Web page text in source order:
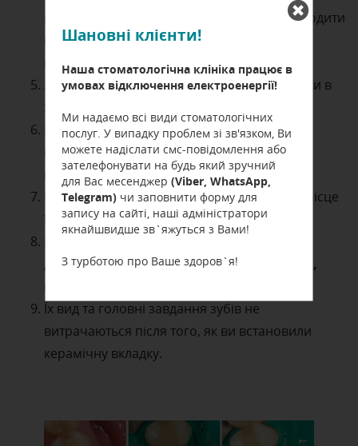
різноманітних матеріалів, ви можете проводити
підготовчі заходи для зубів під час
встановлення коронки;
Завдяки вкладці навіть досить великі отвори в
Виріб не здатний змінити свій колір під
впливом різноманітних фарбуючих
компонентів;
Після того, як встановили вкладки не має місце
їх полімеризація або усадження;
Кладки є більш міцними і в той же час
довговічними, і їх вартість у Києві доступна ,
Їх вид та головні завдання зубів не
витрачаються після того, як ви встановили
керамічну вкладку.
Шановні клієнти!
Наша стоматологічна клініка працює в
умовах відключення електроенергії!
Ми надаємо всі види стоматологічних
послуг. У випадку проблем зі зв'язком, Ви
можете надіслати смс-повідомлення або
зателефонувати на будь який зручний
для Вас месенджер (Viber, WhatsApp,
Telegram)чи заповнити форму для
запису на сайті, наші адміністратори
якнайшвидше зв`яжуться з Вами!
З турботою про Ваше здоров`я!